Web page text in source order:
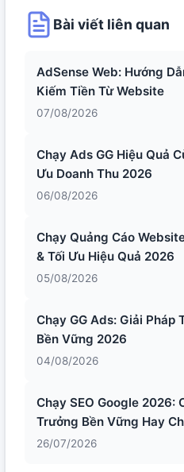
Bài viết liên quan
AdSense Web: Hướng
Kiếm Tiền Từ Website
07/08/2026
Chạy Ads GG Hiệu Quả
Ưu Doanh Thu 2026
06/08/2026
Chạy Quảng Cáo
& Tối Ưu Hiệu Quả 2026
05/08/2026
Chạy GG Ads: Giải Pháp
Bền Vững 2026
04/08/2026
Chạy SEO Google 2026:
Trưởng Bền Vững Hay
26/07/2026